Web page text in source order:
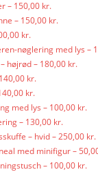
– 150,00 kr.
– 150,00 kr.
kr.
nøglering med lys –
højrød – 180,00 kr.
kr.
kr.
med lys – 100,00 kr.
– 130,00 kr.
– hvid – 250,00 kr.
med minifigur –
– 100,00 kr.